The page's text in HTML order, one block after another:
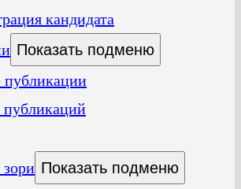
кандидата
Показать подменю
публикаций
Показать подменю